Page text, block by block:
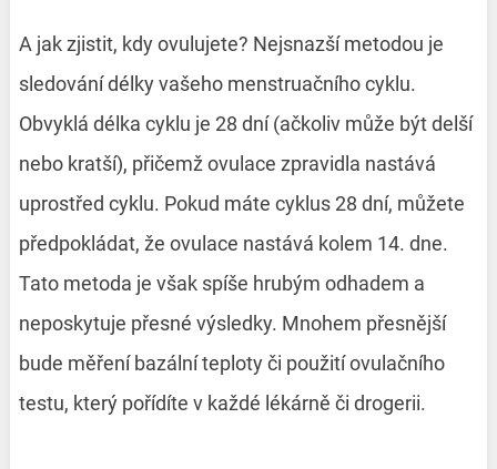
A jak zjistit, kdy ovulujete? Nejsnazší metodou je
sledování délky vašeho menstruačního cyklu.
Obvyklá délka cyklu je 28 dní (ačkoliv může být delší
nebo kratší), přičemž ovulace zpravidla nastává
uprostřed cyklu. Pokud máte cyklus 28 dní, můžete
předpokládat, že ovulace nastává kolem 14. dne.
Tato metoda je však spíše hrubým odhadem a
neposkytuje přesné výsledky. Mnohem přesnější
bude měření bazální teploty či použití ovulačního
testu, který pořídíte v každé lékárně či drogerii.